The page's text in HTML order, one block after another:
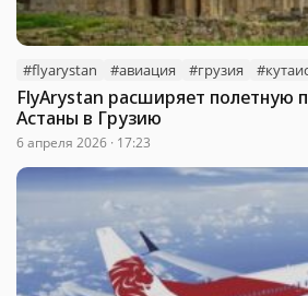
#flyarystan #авиация #грузия
FlyArystan расширяет полетную
Астаны в Грузию
6 апреля 2026 · 17:23